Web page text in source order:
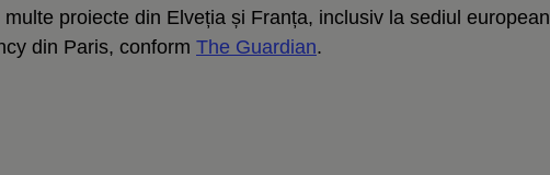
proiecte din Elveția și Franța, inclusiv la sediul european
din Paris, conform The Guardian.